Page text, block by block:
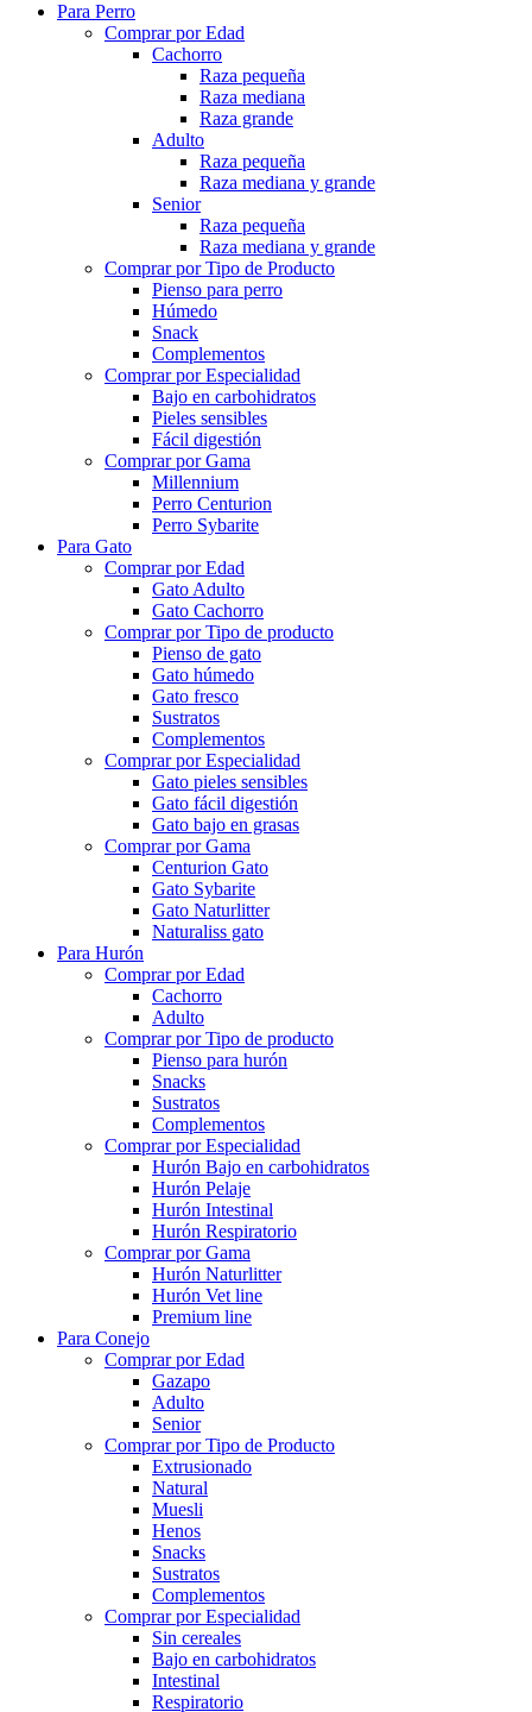
Para Perro
Comprar por Edad
Cachorro
Raza pequeña
Raza mediana
Raza grande
Adulto
Raza pequeña
Raza mediana y grande
Senior
Raza pequeña
Raza mediana y grande
Comprar por Tipo de Producto
Pienso para perro
Húmedo
Snack
Complementos
Comprar por Especialidad
Bajo en carbohidratos
Pieles sensibles
Fácil digestión
Comprar por Gama
Millennium
Perro Centurion
Perro Sybarite
Para Gato
Comprar por Edad
Gato Adulto
Gato Cachorro
Comprar por Tipo de producto
Pienso de gato
Gato húmedo
Gato fresco
Sustratos
Complementos
Comprar por Especialidad
Gato pieles sensibles
Gato fácil digestión
Gato bajo en grasas
Comprar por Gama
Centurion Gato
Gato Sybarite
Gato Naturlitter
Naturaliss gato
Para Hurón
Comprar por Edad
Cachorro
Adulto
Comprar por Tipo de producto
Pienso para hurón
Snacks
Sustratos
Complementos
Comprar por Especialidad
Hurón Bajo en carbohidratos
Hurón Pelaje
Hurón Intestinal
Hurón Respiratorio
Comprar por Gama
Hurón Naturlitter
Hurón Vet line
Premium line
Para Conejo
Comprar por Edad
Gazapo
Adulto
Senior
Comprar por Tipo de Producto
Extrusionado
Natural
Muesli
Henos
Snacks
Sustratos
Complementos
Comprar por Especialidad
Sin cereales
Bajo en carbohidratos
Intestinal
Respiratorio